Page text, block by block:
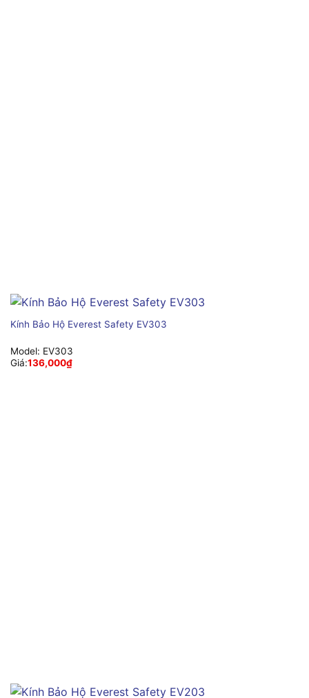
Kính Bảo Hộ Everest Safety EV303
Model: EV303
Giá:136,000₫